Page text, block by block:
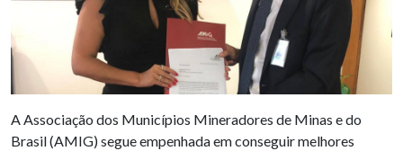
A Associação dos Municípios Mineradores de Minas e do
Brasil (AMIG) segue empenhada em conseguir melhores